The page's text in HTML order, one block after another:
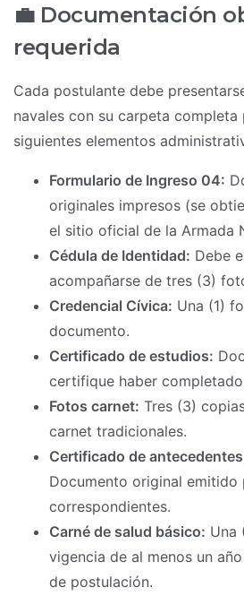
💼 Documentación
requerida
Cada postulante debe
navales con su carpeta
siguientes elementos
Formulario de Ingreso 04:
originales impresos (se
el sitio oficial de la Armada
Cédula de Identidad: Debe
acompañarse de tres (3)
Credencial Cívica: Una (1)
documento.
Certificado de estudios:
certifique haber
Fotos carnet: Tres (3)
carnet tradicionales.
Certificado de
Documento original emitido
correspondientes.
Carné de salud básico: Una
vigencia de al menos un
de postulación.